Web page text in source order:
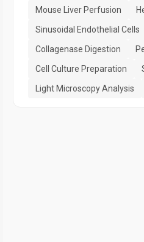
Mouse Liver Perfusion
Sinusoidal Endothelial Cells
Collagenase Digestion
Cell Culture Preparation
Light Microscopy Analysis